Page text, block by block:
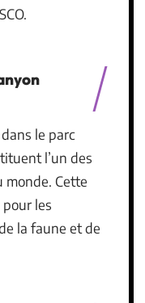
le parc
l’un des
monde. Cette
les
la faune et de